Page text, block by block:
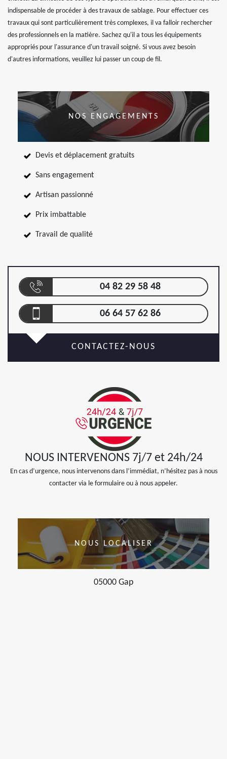
indispensable de procéder à des travaux de sablage. Pour effectuer ces
travaux qui sont particulièrement très complexes, il va falloir rechercher
des professionnels en la matière. Sachez qu'il a tous les équipements
appropriés pour l'assurance d'un travail soigné. Si vous avez besoin
d'autres informations, veuillez lui passer un coup de fil.
NOS ENGAGEMENTS
Devis et déplacement gratuits
Sans engagement
Artisan passionné
Prix imbattable
Travail de qualité
04 82 29 58 48
06 64 57 62 86
CONTACTEZ-NOUS
NOUS INTERVENONS 7j/7 et 24h/24
En cas d’urgence, nous intervenons dans l’immédiat, n’hésitez pas à nous
contacter via le formulaire ou à nous appeler.
NOUS LOCALISER
05000 Gap